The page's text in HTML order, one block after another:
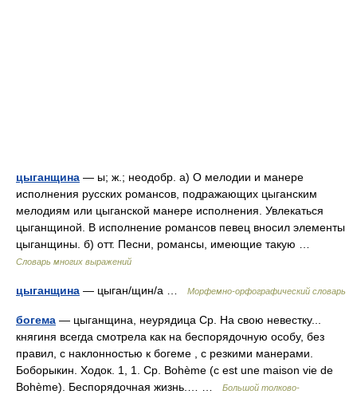
цыганщина — ы; ж.; неодобр. а) О мелодии и манере
исполнения русских романсов, подражающих цыганским
мелодиям или цыганской манере исполнения. Увлекаться
цыганщиной. В исполнение романсов певец вносил элементы
цыганщины. б) отт. Песни, романсы, имеющие такую …
Словарь многих выражений
цыганщина — цыган/щин/а … Морфемно-орфографический словарь
богема — цыганщина, неурядица Ср. На свою невестку...
княгиня всегда смотрела как на беспорядочную особу, без
правил, с наклонностью к богеме , с резкими манерами.
Боборыкин. Ходок. 1, 1. Ср. Bohème (c est une maison vie de
Bohème). Беспорядочная жизнь.… …
Большой толково-